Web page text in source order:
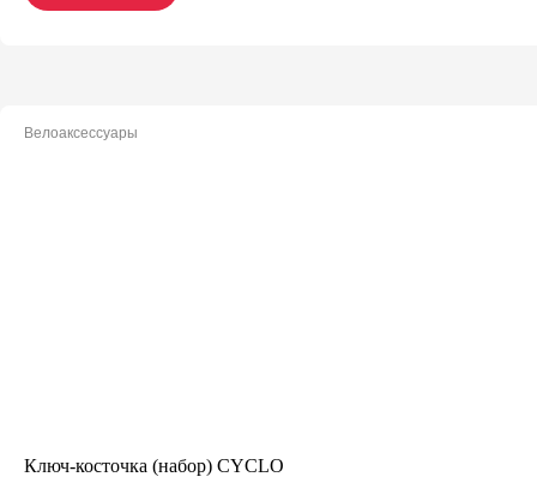
Велоаксессуары
Ключ-косточка (набор) CYCLO